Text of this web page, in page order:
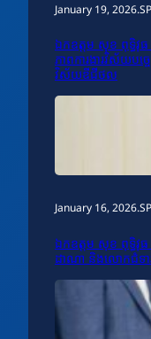
January 19, 2026.
ឯកឧត្តម សុខ ពុទ្ធិវុធ
ភាពការងារវិស័យបច្
វិស័យឌីជីថល
January 16, 2026.
ឯកឧត្តម សុខ ពុទ្ធិវុ
ដាណា និងលោកជំទា